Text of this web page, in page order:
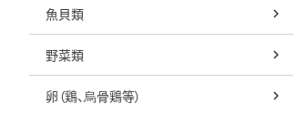
魚貝類
野菜類
卵（鶏、烏骨鶏等）